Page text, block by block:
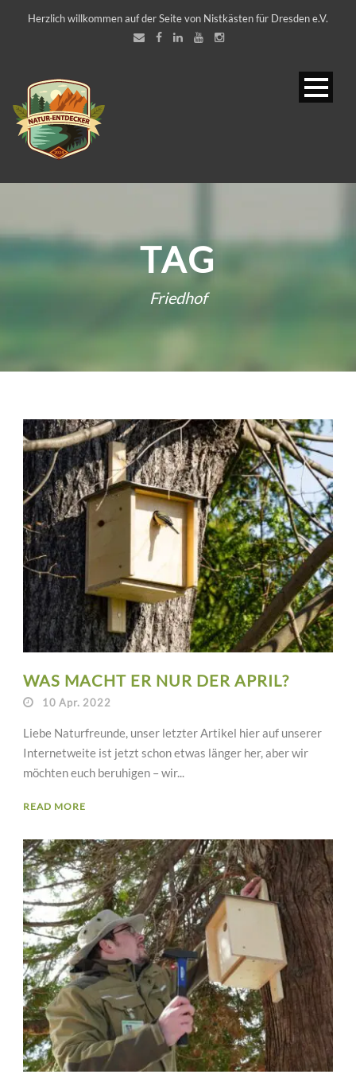
Herzlich willkommen auf der Seite von Nistkästen für Dresden e.V.
TAG
Friedhof
WAS MACHT ER NUR DER APRIL?
10 Apr. 2022
Liebe Naturfreunde, unser letzter Artikel hier auf unserer
Internetweite ist jetzt schon etwas länger her, aber wir
möchten euch beruhigen – wir...
READ MORE